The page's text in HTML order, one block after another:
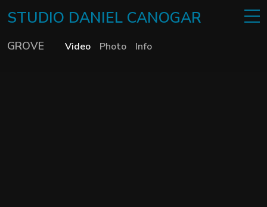
STUDIO DANIEL CANOGAR
GROVE Video Photo Info